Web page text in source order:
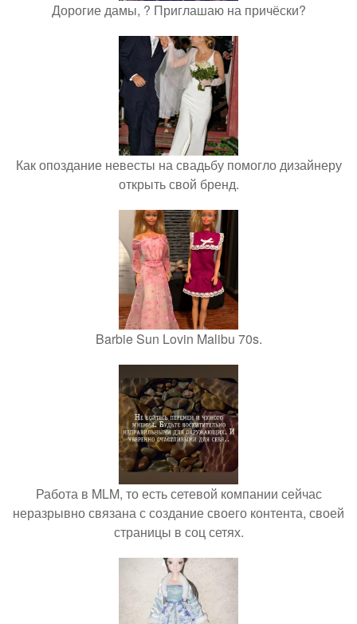
Дорогие дамы, ? Приглашаю на причёски?
Как опоздание невесты на свадьбу помогло дизайнеру
открыть свой бренд.
Barbie Sun Lovin Malibu 70s.
Работа в MLM, то есть сетевой компании сейчас
неразрывно связана с создание своего контента, своей
страницы в соц сетях.